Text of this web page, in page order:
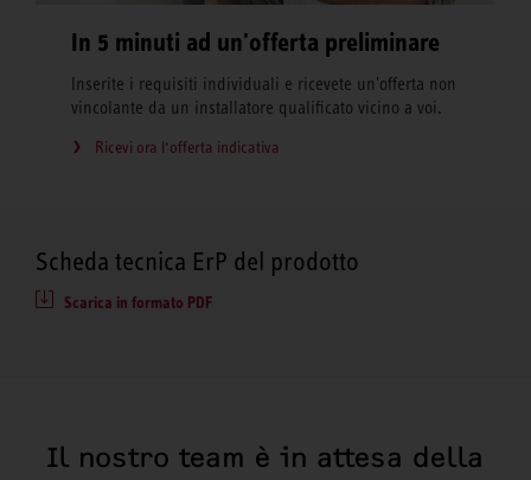
In 5 minuti ad un'offerta preliminare
Inserite i requisiti individuali e ricevete un'offerta non
vincolante da un installatore qualificato vicino a voi.
Ricevi ora l‘offerta indicativa
Scheda tecnica ErP del prodotto
Scarica in formato PDF
Il nostro team è in attesa della